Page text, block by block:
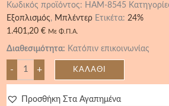
Κωδικός προϊόντος: HAM-8545
Εξοπλισμός, Μπλέντερ Ετικέτα:24%
1.401,20€ Με Φ.Π.Α.
Διαθεσιμότητα: Κατόπιν επικοινωνίας
- + ΚΑΛΆΘΙ
Προσθήκη Στα Αγαπημένα